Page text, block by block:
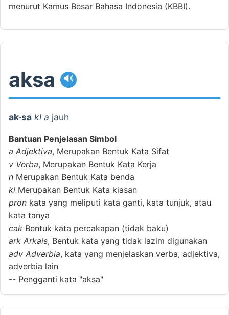
menurut Kamus Besar Bahasa Indonesia (KBBI).
aksa 🔊
ak·sa kl a jauh
Bantuan Penjelasan Simbol
a Adjektiva, Merupakan Bentuk Kata Sifat
v Verba, Merupakan Bentuk Kata Kerja
n Merupakan Bentuk Kata benda
ki Merupakan Bentuk Kata kiasan
pron kata yang meliputi kata ganti, kata tunjuk, atau
kata tanya
cak Bentuk kata percakapan (tidak baku)
ark Arkais, Bentuk kata yang tidak lazim digunakan
adv Adverbia, kata yang menjelaskan verba, adjektiva,
adverbia lain
-- Pengganti kata "aksa"